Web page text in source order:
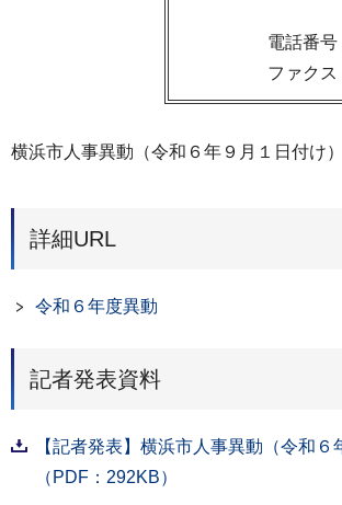
電話番
ファク
横浜市人事異動（令和６年９月１日付け）
詳細URL
令和６年度異動
記者発表資料
【記者発表】横浜市人事異動（令和６
（PDF：292KB）